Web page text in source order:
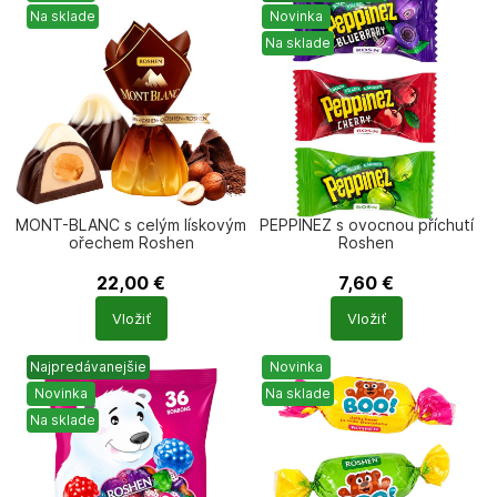
Na sklade
MONT-BLANC s celým lískovým
ořechem Roshen
22,00 €
Počet
produktů
Vložiť
Novinka
Na sklade
PEPPINEZ s ovocnou příchutí
Roshen
7,60 €
Počet
produktů
Vložiť
Najpredávanejšie
Novinka
Na sklade
Novinka
Na sklade